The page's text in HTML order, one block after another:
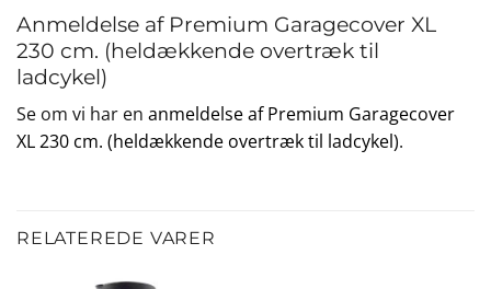
Anmeldelse af Premium Garagecover XL
230 cm. (heldækkende overtræk til
ladcykel)
Se om vi har en anmeldelse af Premium Garagecover
XL 230 cm. (heldækkende overtræk til ladcykel).
RELATEREDE VARER